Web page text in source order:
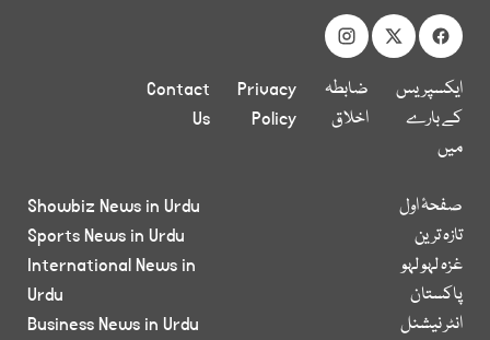
ایکسپریس
کے بارے
میں
ضابطہ
اخلاق
Privacy
Policy
Contact
Us
صفحۂ اول
تازہ ترین
غزہ لہو لہو
پاکستان
انٹر نیشنل
Showbiz News in Urdu
Sports News in Urdu
International News in
Urdu
Business News in Urdu